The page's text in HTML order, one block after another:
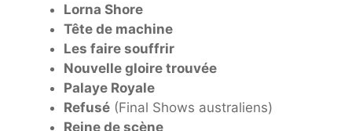
Lorna Shore
Tête de machine
Les faire souffrir
Nouvelle gloire trouvée
Palaye Royale
Refusé (Final Shows australiens)
Reine de scène